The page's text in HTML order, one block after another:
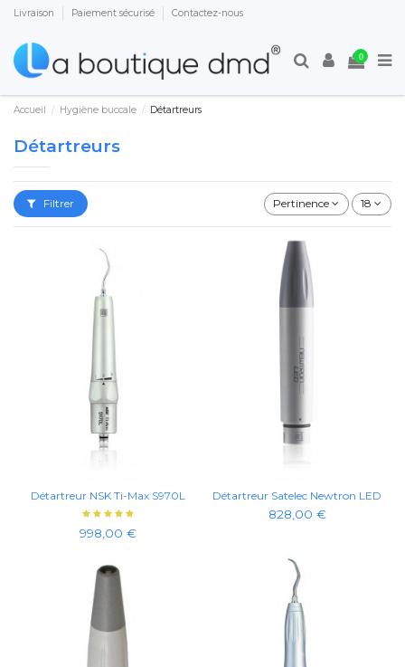
Livraison Paiement sécurisé Contactez-nous
0
Accueil Hygiène buccale Détartreurs
Détartreurs
Filtrer Pertinence 18
Détartreur NSK Ti-Max S970L
998,00 €
Détartreur Satelec Newtron LED
828,00 €